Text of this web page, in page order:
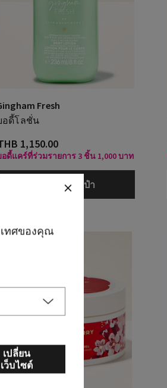
Fresh
อดี้โลชั่น
1,150.00
ดี้แคร์ที่ร่วมรายการ 3 ชิ้น 1,000 บาท
เพิ่มลงกระเป๋า
ทศของคุณ
เปลี่ยน
เว็บไซต์